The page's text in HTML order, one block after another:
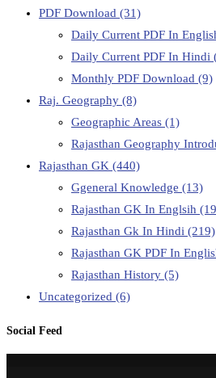
PDF Download (31)
Daily Current PDF In
Daily Current PDF In Hindi
Monthly PDF Download (9)
Raj. Geography (8)
Geographic Areas (1)
Rajasthan Geography
Rajasthan GK (440)
Ggeneral Knowledge (13)
Rajasthan GK In Englsih
Rajasthan Gk In Hindi (219)
Rajasthan GK PDF In
Rajasthan History (5)
Uncategorized (6)
Social Feed